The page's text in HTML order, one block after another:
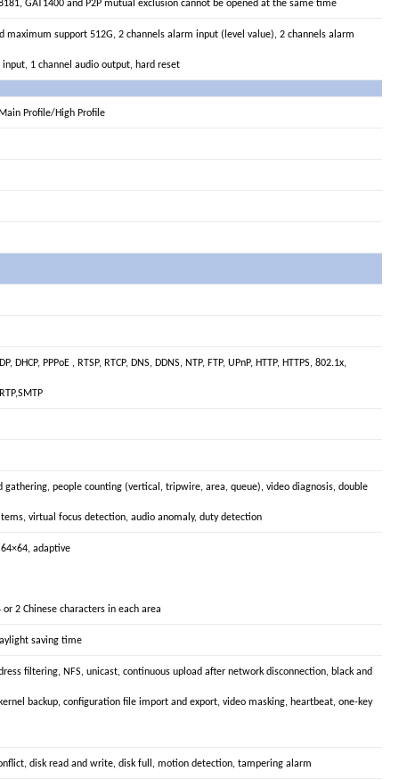
GAT1400 and P2P mutual exclusion cannot be opened at the same time
maximum support 512G, 2 channels alarm input (level value), 2 channels alarm
1 channel audio output, hard reset
Profile/High Profile
DHCP, PPPoE , RTSP, RTCP, DNS, DDNS, NTP, FTP, UPnP, HTTP, HTTPS, 802.1x,
people counting (vertical, tripwire, area, queue), video diagnosis, double
virtual focus detection, audio anomaly, duty detection
adaptive
2 Chinese characters in each area
saving time
filtering, NFS, unicast, continuous upload after network disconnection, black and
backup, configuration file import and export, video masking, heartbeat, one-key
disk read and write, disk full, motion detection, tampering alarm